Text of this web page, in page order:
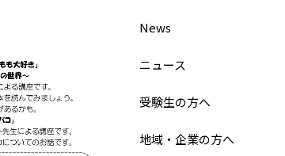
News
ニュース
受験生の方へ
地域・企業の方へ